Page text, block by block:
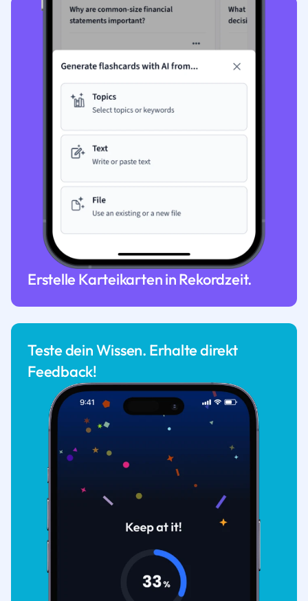
Erstelle Karteikarten in Rekordzeit.
Teste dein Wissen. Erhalte direkt
Feedback!